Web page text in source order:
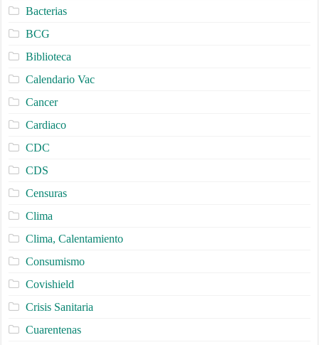
Bacterias
BCG
Biblioteca
Calendario Vac
Cancer
Cardiaco
CDC
CDS
Censuras
Clima
Clima, Calentamiento
Consumismo
Covishield
Crisis Sanitaria
Cuarentenas